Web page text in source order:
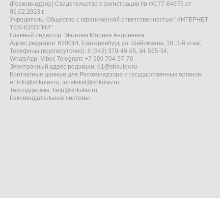
(Роскомнадзор) Свидетельство о регистрации № ФС77-84675 от
06.02.2023 г.
Учредитель: Общество с ограниченной ответственностью "ИНТЕРНЕТ
ТЕХНОЛОГИИ"
Главный редактор: Малкова Марина Андреевна
Адрес редакции: 620014, Екатеринбург, ул. Шейнкмана, 10, 3-й этаж,
Телефоны (круглосуточно): 8 (343) 379-49-95, 34-555-34,
WhatsApp, Viber, Telegram: +7 909 704-57-70
Электронный адрес редакции: e1@shkulev.ru
Контактные данные для Роскомнадзора и государственных органов:
e1info@shkulev.ru, juristekat@shkulev.ru
Техподдержка: help@shkulev.ru
Рекомендательные системы